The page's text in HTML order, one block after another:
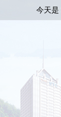
今天是